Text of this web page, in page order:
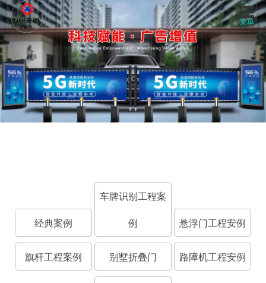
菜单
首页
关于我们
新闻资讯
联系我们
经典案例
车牌识别工程案
例
悬浮门工程安例
旗杆工程案例 别墅折叠门 路障机工程安例